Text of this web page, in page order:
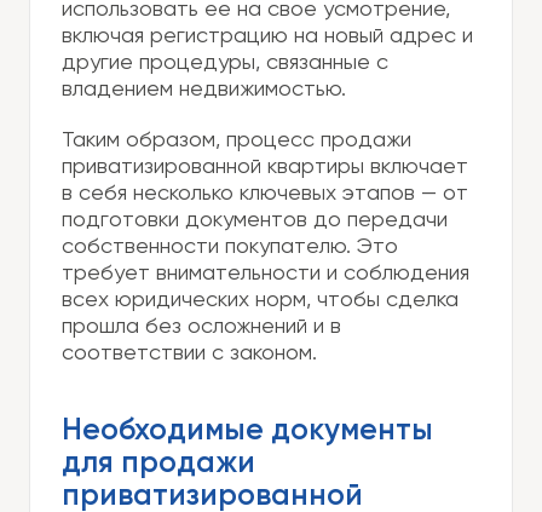
использовать ее на свое усмотрение,
включая регистрацию на новый адрес и
другие процедуры, связанные с
владением недвижимостью.
Таким образом, процесс продажи
приватизированной квартиры включает
в себя несколько ключевых этапов — от
подготовки документов до передачи
собственности покупателю. Это
требует внимательности и соблюдения
всех юридических норм, чтобы сделка
прошла без осложнений и в
соответствии с законом.
Необходимые документы
для продажи
приватизированной